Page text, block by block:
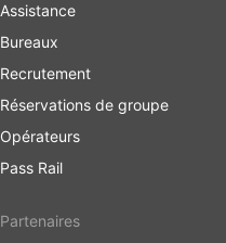
Assistance
Bureaux
Recrutement
Réservations de groupe
Opérateurs
Pass Rail
Partenaires